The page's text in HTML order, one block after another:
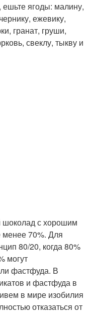
ешьте ягоды: малину,
ежевику,
гранат, груши,
свеклу, тыкву и
шоколад с хорошим
менее 70%. Для
80/20, когда 80%
могут
фастфуда. В
и фастфуда в
в мире изобилия
отказаться от